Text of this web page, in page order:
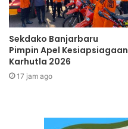
Sekdako Banjarbaru
Pimpin Apel Kesiapsiagaan
Karhutla 2026
17 jam ago